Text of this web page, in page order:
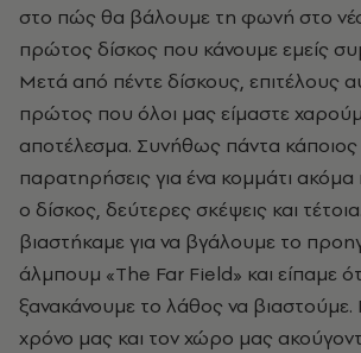
στο πώς θα βάλουμε τη φωνή στο νέο
πρώτος δίσκος που κάνουμε εμείς
Μετά από πέντε δίσκους, επιτέλους
πρώτος που όλοι μας είμαστε
αποτέλεσμα. Συνήθως πάντα κάποιος
παρατηρήσεις για ένα κομμάτι ακόμα
ο δίσκος, δεύτερες σκέψεις και
βιαστήκαμε για να βγάλουμε το
άλμπουμ «The Far Field» και είπαμε
ξανακάνουμε το λάθος να
χρόνο μας και τον χώρο μας